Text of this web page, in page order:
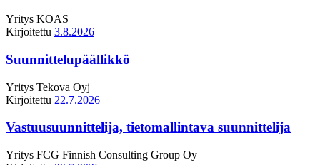
Yritys KOAS
Kirjoitettu 3.8.2026
Suunnittelupäällikkö
Yritys Tekova Oyj
Kirjoitettu 22.7.2026
Vastuusuunnittelija, tietomallintava suunnittelija
Yritys FCG Finnish Consulting Group Oy